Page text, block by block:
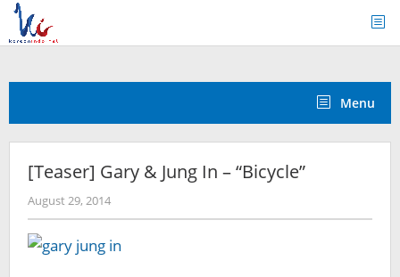
Skip
content
Menu
[Teaser] Gary & Jung In – “Bicycle”
August 29, 2014by
Koreanindo